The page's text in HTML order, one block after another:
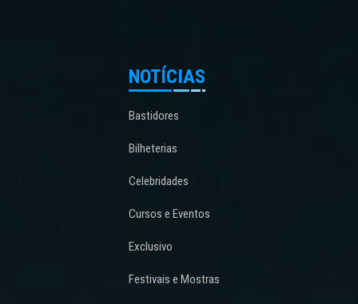
NOTÍCIAS
Bastidores
Bilheterias
Celebridades
Cursos e Eventos
Exclusivo
Festivais e Mostras